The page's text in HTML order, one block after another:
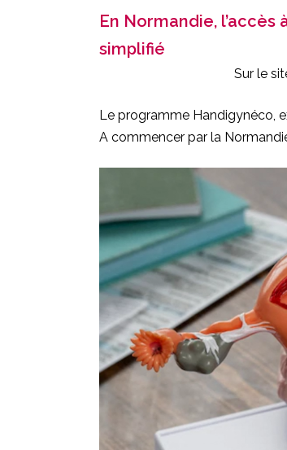
En Normandie,
simplifié
Sur le
Le programme Handigynéco,
A commencer par la